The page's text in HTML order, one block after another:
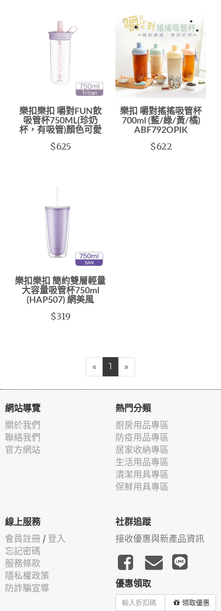
樂扣樂扣 嚼對FUN飲
吸管杯750ML(珍奶
杯，有吸管)顏色可愛
$625
樂扣 嚼對搖搖吸管杯
700ml (藍/綠/黃/橘)
ABF792OPIK
$622
樂扣樂扣 簡約雙層輕量
大容量吸管杯750ml
(HAP507) 網美風
$319
« 1 »
網站導覽
關於我們
聯絡我們
官方網站
熱門分類
廚房用品專區
防疫用品專區
居家收納專區
生活用品專區
清潔用具專區
保鮮用具專區
線上服務
會員註冊 / 登入
忘記密碼
服務條款
隱私權政策
防詐騙宣導
社群追蹤
接收優惠與新產品資訊
優惠領取
領取優惠